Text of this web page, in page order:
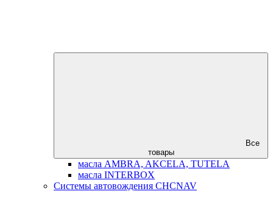
Все
товары
масла AMBRA, AKCELA, TUTELA
масла INTERBOX
Системы автовождения CHCNAV